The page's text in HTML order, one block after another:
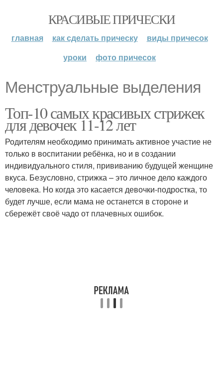
КРАСИВЫЕ ПРИЧЕСКИ
главная как сделать прическу
виды причесок
уроки
фото причесок
Менструальные выделения
Топ-10 самых красивых стрижек
для девочек 11-12 лет
Родителям необходимо принимать активное участие не
только в воспитании ребёнка, но и в создании
индивидуального стиля, прививанию будущей женщине
вкуса. Безусловно, стрижка – это личное дело каждого
человека. Но когда это касается девочки-подростка, то
будет лучше, если мама не останется в стороне и
сбережёт своё чадо от плачевных ошибок.